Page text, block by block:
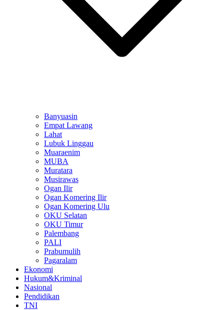
Banyuasin
Empat Lawang
Lahat
Lubuk Linggau
Muaraenim
MUBA
Muratara
Musirawas
Ogan Ilir
Ogan Komering Ilir
Ogan Komering Ulu
OKU Selatan
OKU Timur
Palembang
PALI
Prabumulih
Pagaralam
Ekonomi
Hukum&Kriminal
Nasional
Pendidikan
TNI